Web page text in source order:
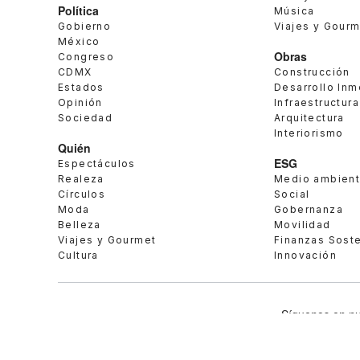
Política
Gobierno
México
Congreso
CDMX
Estados
Opinión
Sociedad
Quién
Espectáculos
Realeza
Círculos
Moda
Belleza
Viajes y Gourmet
Cultura
Música
Viajes y
Obras
Construcción
Desarrollo
Infraestructura
Arquitectura
Interiorismo
ESG
Medio
Social
Gobernanza
Movilidad
Finanzas
Innovación
Síguenos en